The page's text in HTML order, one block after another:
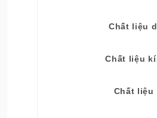
Chất liệu
Chất liệu
Chất liệu